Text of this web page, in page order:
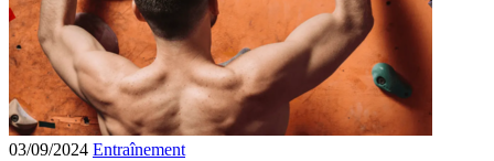
03/09/2024 Entraînement